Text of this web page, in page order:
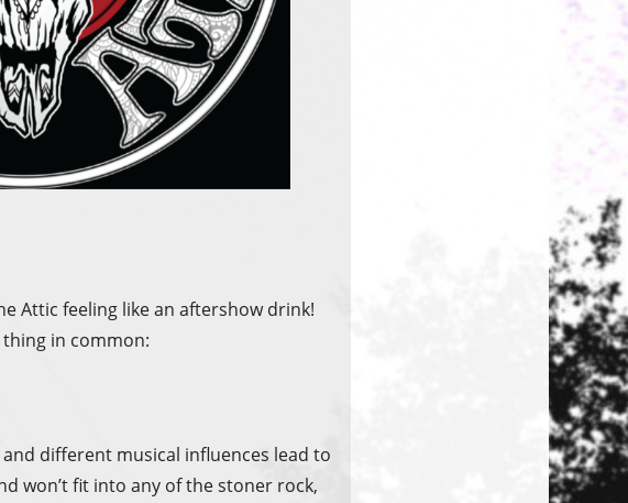
Attic feeling like an aftershow drink!
in common:
different musical influences lead to
won’t fit into any of the stoner rock,